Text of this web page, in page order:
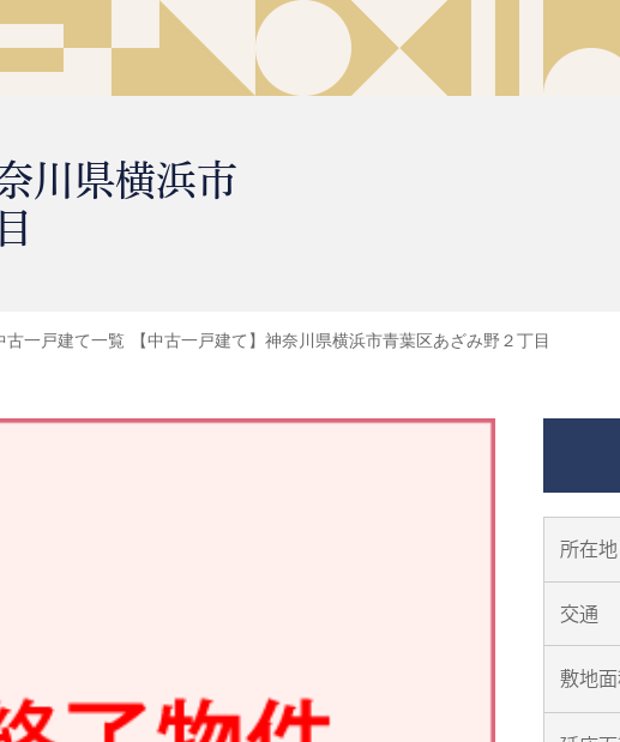
川県横浜市
古一戸建て一覧 【中古一戸建て】神奈川県横浜市青葉区あざみ野２丁目
所在地
交通
敷地